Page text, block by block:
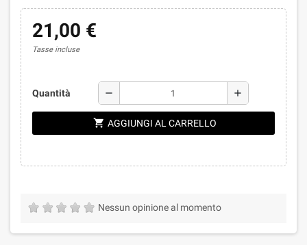
21,00 €
Tasse incluse
Quantità remove add
shopping_cart AGGIUNGI AL CARRELLO
Nessun opinione al momento